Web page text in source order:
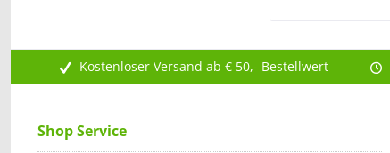
Kostenloser Versand ab € 50,- Bestellwert
Shop Service